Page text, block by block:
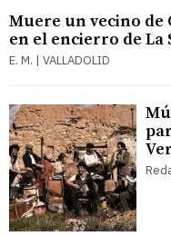
Muere un vecino
en el encierro de La
E. M. | VALLADOLID